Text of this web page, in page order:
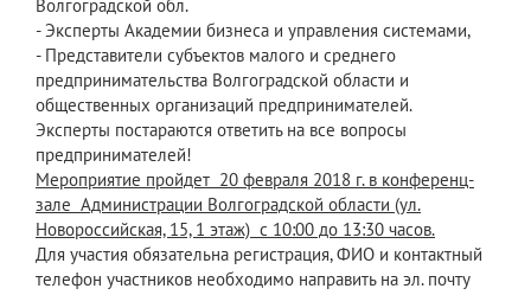
Волгоградской обл.
- Эксперты Академии бизнеса и управления системами,
- Представители субъектов малого и среднего
предпринимательства Волгоградской области и
общественных организаций предпринимателей.
Эксперты постараются ответить на все вопросы
предпринимателей!
Мероприятие пройдет 20 февраля 2018 г. в конференц-
зале Администрации Волгоградской области (ул.
Новороссийская, 15, 1 этаж) с 10:00 до 13:30 часов.
Для участия обязательна регистрация, ФИО и контактный
телефон участников необходимо направить на эл. почту